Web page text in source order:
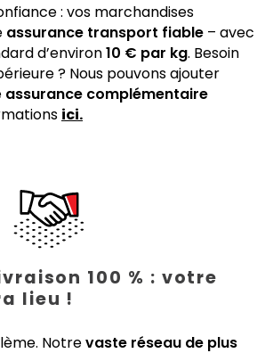
: vos marchandises
assurance transport fiable – avec
d’environ10 € par kg. Besoin
? Nous pouvons ajouter
assurance complémentaire
ici.
100 % : votre
lieu !
Notrevaste réseau de plus